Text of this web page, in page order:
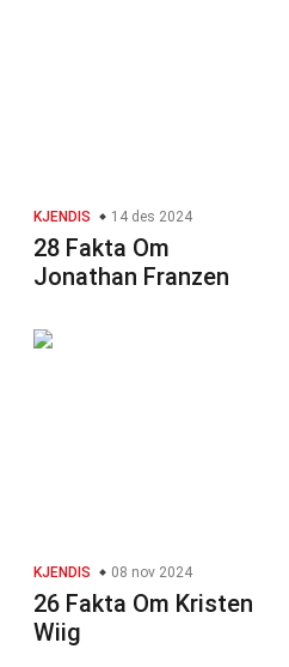
KJENDIS 14 des 2024
28 Fakta Om
Jonathan Franzen
KJENDIS 08 nov 2024
26 Fakta Om Kristen
Wiig